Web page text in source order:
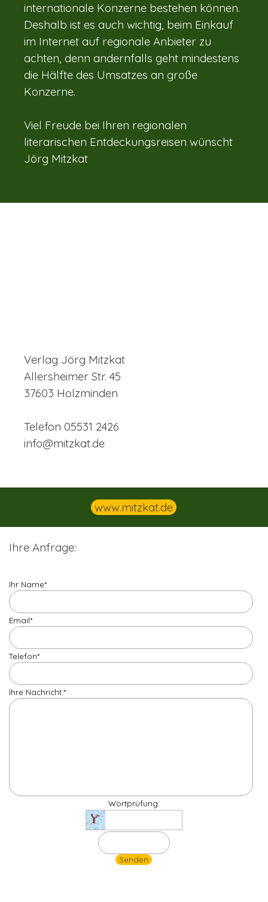
internationale Konzerne bestehen können.
Deshalb ist es auch wichtig, beim Einkauf
im Internet auf regionale Anbieter zu
achten, denn andernfalls geht mindestens
die Hälfte des Umsatzes an große
Konzerne.
Viel Freude bei Ihren regionalen
literarischen Entdeckungsreisen wünscht
Jörg Mitzkat
Verlag Jörg Mitzkat
Allersheimer Str. 45
37603 Holzminden
Telefon 05531 2426
info@mitzkat.de
www.mitzkat.de
Ihre Anfrage:
Ihr Name*
Email*
Telefon*
Ihre Nachricht:*
Wortprüfung: